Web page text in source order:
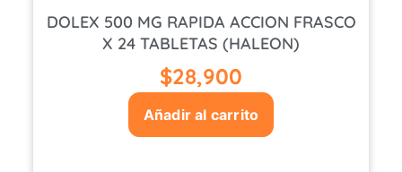
DOLEX 500 MG RAPIDA ACCION FRASCO
X 24 TABLETAS (HALEON)
$28,900
Añadir al carrito